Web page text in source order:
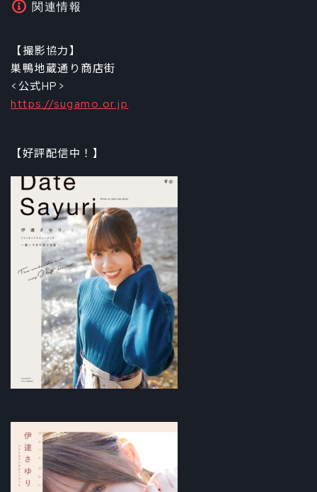
関連情報
【撮影協力】
巣鴨地蔵通り商店街
<公式HP>
https://sugamo.or.jp
【好評配信中！】